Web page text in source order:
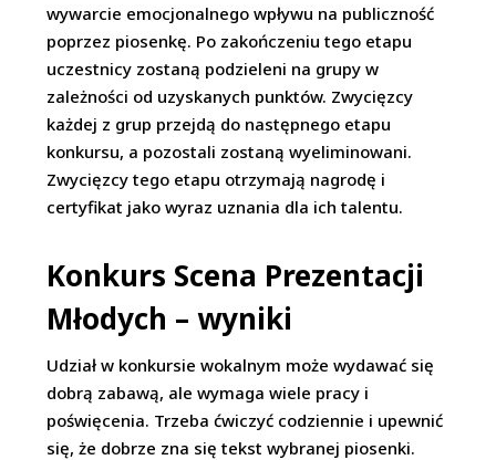
wywarcie emocjonalnego wpływu na publiczność
poprzez piosenkę. Po zakończeniu tego etapu
uczestnicy zostaną podzieleni na grupy w
zależności od uzyskanych punktów. Zwycięzcy
każdej z grup przejdą do następnego etapu
konkursu, a pozostali zostaną wyeliminowani.
Zwycięzcy tego etapu otrzymają nagrodę i
certyfikat jako wyraz uznania dla ich talentu.
Konkurs Scena Prezentacji
Młodych – wyniki
Udział w konkursie wokalnym może wydawać się
dobrą zabawą, ale wymaga wiele pracy i
poświęcenia. Trzeba ćwiczyć codziennie i upewnić
się, że dobrze zna się tekst wybranej piosenki.